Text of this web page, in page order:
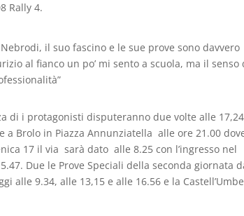
Rally 4.
il suo fascino e le sue prove sono davvero
al fianco un po’ mi sento a scuola, ma il senso
di i protagonisti disputeranno due volte alle
Brolo in Piazza Annunziatella alle ore 21.00
17 il via sarà dato alle 8.25 con l’ingresso nel
Due le Prove Speciali della seconda giornata
alle 9.34, alle 13,15 e alle 16.56 e la